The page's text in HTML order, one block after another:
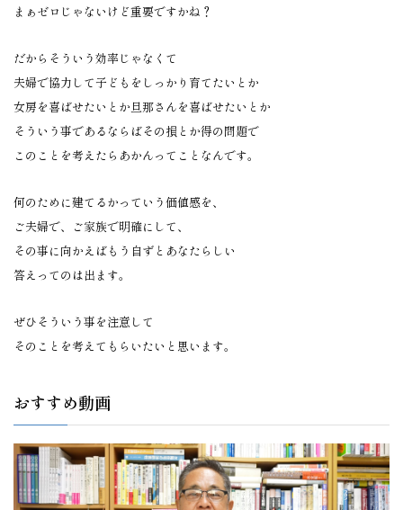
まぁゼロじゃないけど重要ですかね？
だからそういう効率じゃなくて
夫婦で協力して子どもをしっかり育てたいとか
女房を喜ばせたいとか旦那さんを喜ばせたいとか
そういう事であるならばその損とか得の問題で
このことを考えたらあかんってことなんです。
何のために建てるかっていう価値感を、
ご夫婦で、ご家族で明確にして、
その事に向かえばもう自ずとあなたらしい
答えってのは出ます。
ぜひそういう事を注意して
そのことを考えてもらいたいと思います。
おすすめ動画